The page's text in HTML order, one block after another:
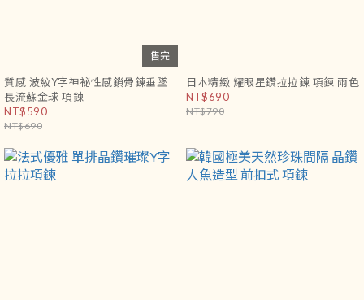
售完
質感 波紋Y字神祕性感鎖骨鍊垂墜
長流蘇金球 項鍊
NT$590
NT$690
日本精緻 耀眼星鑽拉拉鍊 項鍊 兩色
NT$690
NT$790